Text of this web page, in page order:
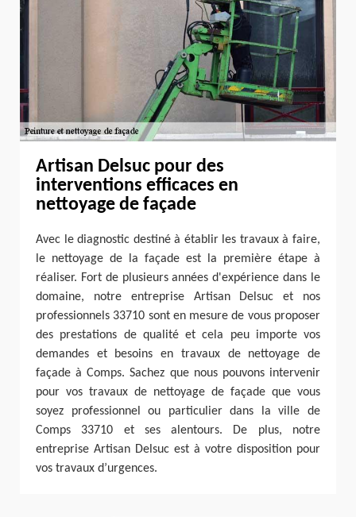
Artisan Delsuc pour des
interventions efficaces en
nettoyage de façade
Avec le diagnostic destiné à établir les travaux à faire,
le nettoyage de la façade est la première étape à
réaliser. Fort de plusieurs années d'expérience dans le
domaine, notre entreprise Artisan Delsuc et nos
professionnels 33710 sont en mesure de vous proposer
des prestations de qualité et cela peu importe vos
demandes et besoins en travaux de nettoyage de
façade à Comps. Sachez que nous pouvons intervenir
pour vos travaux de nettoyage de façade que vous
soyez professionnel ou particulier dans la ville de
Comps 33710 et ses alentours. De plus, notre
entreprise Artisan Delsuc est à votre disposition pour
vos travaux d’urgences.